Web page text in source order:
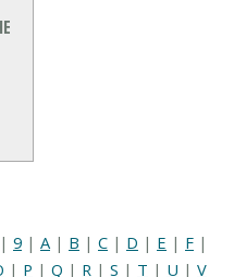
| 9 | A | B | C | D | E | F |
| P | Q | R | S | T | U | V